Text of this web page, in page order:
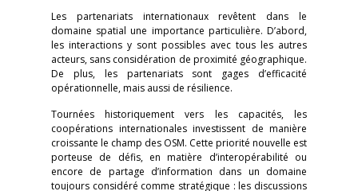
Les partenariats internationaux revêtent dans le
domaine spatial une importance particulière. D’abord,
les interactions y sont possibles avec tous les autres
acteurs, sans considération de proximité géographique.
De plus, les partenariats sont gages d’efficacité
opérationnelle, mais aussi de résilience.
Tournées historiquement vers les capacités, les
coopérations internationales investissent de manière
croissante le champ des OSM. Cette priorité nouvelle est
porteuse de défis, en matière d’interopérabilité ou
encore de partage d’information dans un domaine
toujours considéré comme stratégique : les discussions